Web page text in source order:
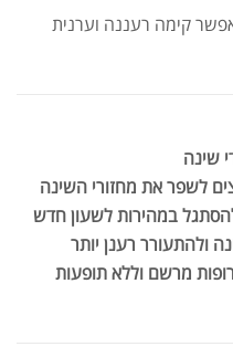
קימה רעננה וערנית
שינה
לשפר את מחזורי השינה
להסתגל במהירות לשעון חדש
ולהתעורר רענן יותר
מרשם וללא תופעות